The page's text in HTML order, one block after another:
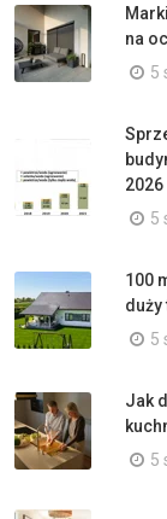
na
5
2026
5
100
duży
5
Jak
5